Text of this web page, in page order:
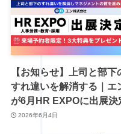
【お知らせ】上司と部下
すれ違いを解消する｜エ
が6月HR EXPOに出展決
2026年6月4日